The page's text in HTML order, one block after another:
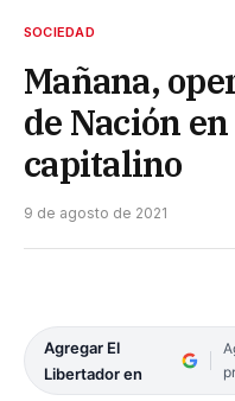
SOCIEDAD
Mañana,
de Nación
capitalino
9 de agosto de 2021
Agregar El
Libertador en